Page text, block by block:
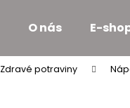
O nás E-
Zdravé potraviny